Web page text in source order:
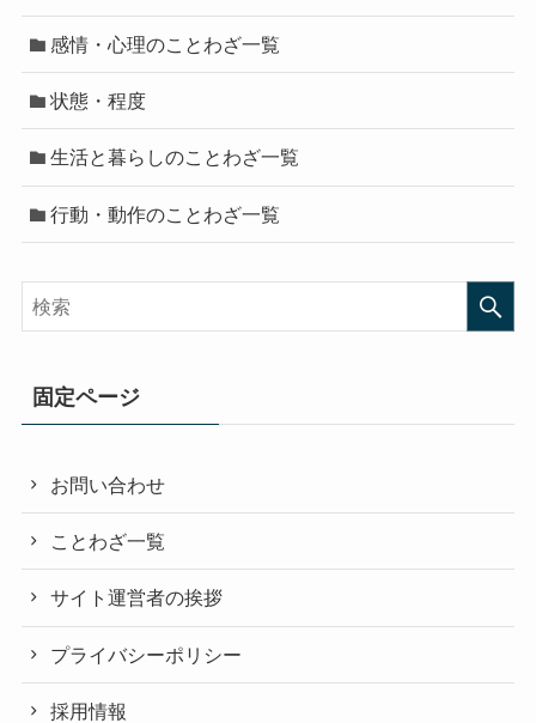
感情・心理のことわざ一覧
状態・程度
生活と暮らしのことわざ一覧
行動・動作のことわざ一覧
固定ページ
お問い合わせ
ことわざ一覧
サイト運営者の挨拶
プライバシーポリシー
採用情報